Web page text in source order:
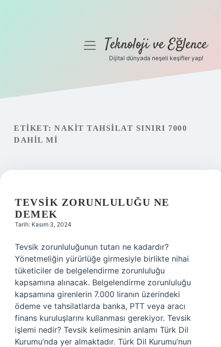
Gizlilik Politikası
Hakkımızda
menüyüTeknoloji ve Eğlence
Dijital dünyada neşeli keşifler yap!
ETIKET: NAKIT TAHSILAT SINIRI 7000
DAHIL MI
TEVSIK ZORUNLULUĞU NE
DEMEK
Tarih: Kasım 3, 2024
Tevsik zorunluluğunun tutarı ne kadardır?
Yönetmeliğin yürürlüğe girmesiyle birlikte nihai
tüketiciler de belgelendirme zorunluluğu
kapsamına alınacak. Belgelendirme zorunluluğu
kapsamına girenlerin 7.000 liranın üzerindeki
ödeme ve tahsilatlarda banka, PTT veya aracı
finans kuruluşlarını kullanması gerekiyor. Tevsik
işlemi nedir? Tevsik kelimesinin anlamı Türk Dil
Kurumu’nda yer almaktadır. Türk Dil Kurumu’nun